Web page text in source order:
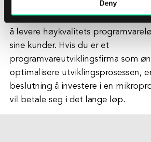
Deny
utnytte makroers kraft kan utviklere
strømlinjeforme arbeidsflyten sin
å levere høykvalitets
sine kunder. Hvis du er et
programvareutviklingsfirma som
optimalisere utviklingsprosessen,
beslutning å investere i en
vil betale seg i det lange løp.